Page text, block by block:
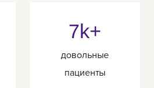
7k+
довольные
пациенты